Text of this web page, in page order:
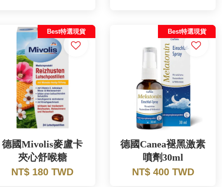
Best特選現貨
德國Mivolis麥盧卡
夾心舒喉糖
NT$ 180 TWD
Best特選現貨
德國Canea褪黑激素
噴劑30ml
NT$ 400 TWD